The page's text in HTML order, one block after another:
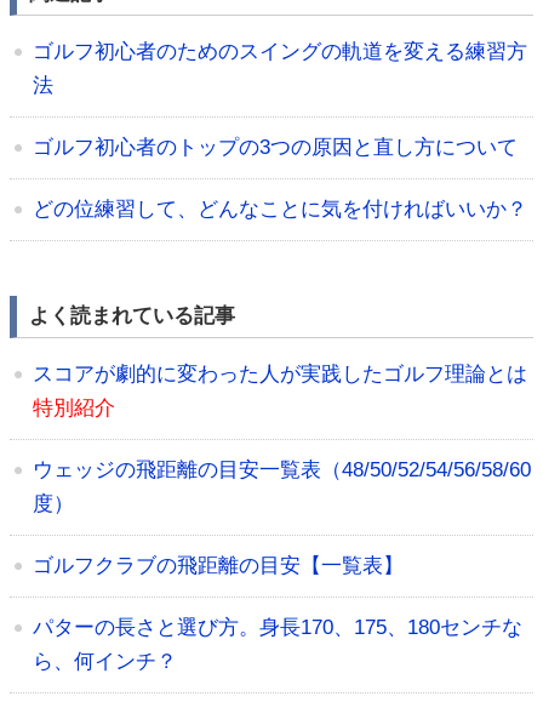
ゴルフ初心者のためのスイングの軌道を変える練習方
法
ゴルフ初心者のトップの3つの原因と直し方について
どの位練習して、どんなことに気を付ければいいか？
よく読まれている記事
スコアが劇的に変わった人が実践したゴルフ理論とは
特別紹介
ウェッジの飛距離の目安一覧表（48/50/52/54/56/58/60
度）
ゴルフクラブの飛距離の目安【一覧表】
パターの長さと選び方。身長170、175、180センチな
ら、何インチ？